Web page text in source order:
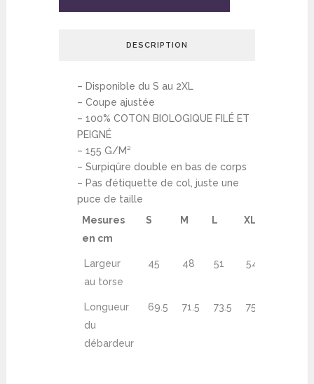
DESCRIPTION
– Disponible du S au 2XL
– Coupe ajustée
– 100% COTON BIOLOGIQUE FILÉ ET
PEIGNÉ
– 155 G/M²
– Surpiqûre double en bas de corps
– Pas d’étiquette de col, juste une
puce de taille
Mesures
en cm
S M L XL
Largeur
au torse
45 48 51 54
Longueur
du
débardeur
69.5 71.5 73.5 75.5